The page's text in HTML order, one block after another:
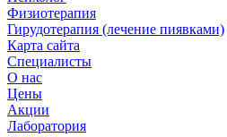
Физиотерапия
Гирудотерапия (лечение пиявками)
Карта сайта
Специалисты
О нас
Цены
Акции
Лаборатория